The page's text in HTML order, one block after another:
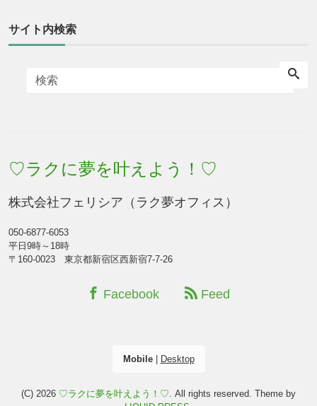
サイト内検索
♡ラクに夢を叶えよう！♡
株式会社フェリシア（ラク夢オフィス）
050-6877-6053
平日9時～18時
〒160-0023 東京都新宿区西新宿7-7-26
Facebook Feed
Mobile| Desktop
(C) 2026 ♡ラクに夢を叶えよう！♡ . All rights reserved. Theme by